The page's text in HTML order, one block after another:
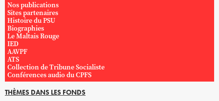
Nos publications
Sites partenaires
Histoire du PSU
Biographies
Le Maltais Rouge
IED
AAVPF
ATS
Collection de Tribune Socialiste
Conférences audio du CPFS
THÈMES DANS LES FONDS